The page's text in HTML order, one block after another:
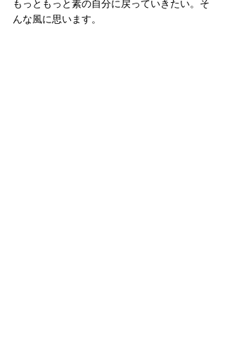
もっともっと素の自分に戻っていきたい。そ
んな風に思います。